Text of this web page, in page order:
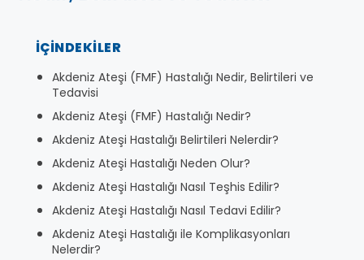
İÇINDEKILER
Akdeniz Ateşi (FMF) Hastalığı Nedir, Belirtileri ve
Tedavisi
Akdeniz Ateşi (FMF) Hastalığı Nedir?
Akdeniz Ateşi Hastalığı Belirtileri Nelerdir?
Akdeniz Ateşi Hastalığı Neden Olur?
Akdeniz Ateşi Hastalığı Nasıl Teşhis Edilir?
Akdeniz Ateşi Hastalığı Nasıl Tedavi Edilir?
Akdeniz Ateşi Hastalığı ile Komplikasyonları
Nelerdir?